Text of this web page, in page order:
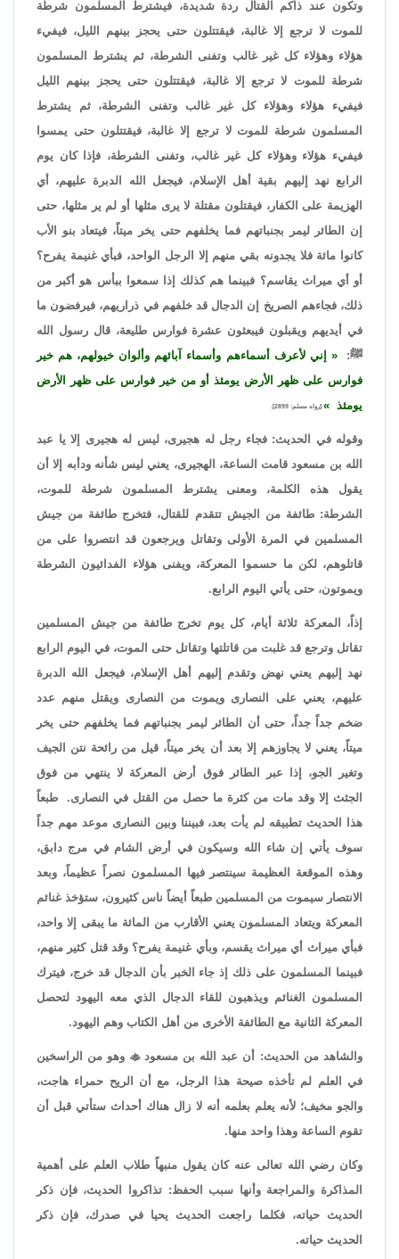
وتكون عند ذاكم القتال ردة شديدة، فيشترط المسلمون شرطة
للموت لا ترجع إلا غالبة، فيقتتلون حتى يحجز بينهم الليل، فيفيء
هؤلاء وهؤلاء كل غير غالب وتفنى الشرطة، ثم يشترط المسلمون
شرطة للموت لا ترجع إلا غالبة، فيقتتلون حتى يحجز بينهم الليل
فيفيء هؤلاء وهؤلاء كل غير غالب وتفنى الشرطة، ثم يشترط
المسلمون شرطة للموت لا ترجع إلا غالبة، فيقتتلون حتى يمسوا
فيفيء هؤلاء وهؤلاء كل غير غالب، وتفنى الشرطة، فإذا كان يوم
الرابع نهد إليهم بقية أهل الإسلام، فيجعل الله الدبرة عليهم، أي
الهزيمة على الكفار، فيقتلون مقتلة لا يرى مثلها أو لم ير مثلها، حتى
إن الطائر ليمر بجنباتهم فما يخلفهم حتى يخر ميتاً، فيتعاد بنو الأب
كانوا مائة فلا يجدونه بقي منهم إلا الرجل الواحد، فبأي غنيمة يفرح؟
أو أي ميراث يقاسم؟ فبينما هم كذلك إذا سمعوا ببأس هو أكبر من
ذلك، فجاءهم الصريخ إن الدجال قد خلفهم في ذراريهم، فيرفضون ما
في أيديهم ويقبلون فيبعثون عشرة فوارس طليعة، قال رسول الله
ﷺ:
إني لأعرف أسماءهم وأسماء آبائهم وألوان خيولهم، هم خير
فوارس على ظهر الأرض يومئذ أو من خير فوارس على ظهر الأرض
يومئذ
[رواه مسلم: 2899].
وقوله في الحديث: فجاء رجل له هجيرى، ليس له هجيرى إلا يا عبد
الله بن مسعود قامت الساعة، الهجيرى، يعني ليس شأنه ودأبه إلا أن
يقول هذه الكلمة، ومعنى يشترط المسلمون شرطة للموت،
الشرطة: طائفة من الجيش تتقدم للقتال، فتخرج طائفة من جيش
المسلمين في المرة الأولى وتقاتل ويرجعون قد انتصروا على من
قاتلوهم، لكن ما حسموا المعركة، ويفنى هؤلاء الفدائيون الشرطة
ويموتون، حتى يأتي اليوم الرابع.
إذاً، المعركة ثلاثة أيام، كل يوم تخرج طائفة من جيش المسلمين
تقاتل وترجع قد غلبت من قاتلتها وتقاتل حتى الموت، في اليوم الرابع
نهد إليهم يعني نهض وتقدم إليهم أهل الإسلام، فيجعل الله الدبرة
عليهم، يعني على النصارى ويموت من النصارى ويقتل منهم عدد
ضخم جداً جداً، حتى أن الطائر ليمر بجنباتهم فما يخلفهم حتى يخر
ميتاً، يعني لا يجاوزهم إلا بعد أن يخر ميتاً، قيل من رائحة نتن الجيف
وتغير الجو، إذا عبر الطائر فوق أرض المعركة لا ينتهي من فوق
الجثث إلا وقد مات من كثرة ما حصل من القتل في النصارى. طبعاً
هذا الحديث تطبيقه لم يأت بعد، فبيننا وبين النصارى موعد مهم جداً
سوف يأتي إن شاء الله وسيكون في أرض الشام في مرج دابق،
وهذه الموقعة العظيمة سينتصر فيها المسلمون نصراً عظيماً، وبعد
الانتصار سيموت من المسلمين طبعاً أيضاً ناس كثيرون، ستؤخذ غنائم
المعركة ويتعاد المسلمون يعني الأقارب من المائة ما يبقى إلا واحد،
فبأي ميراث أي ميراث يقسم، وبأي غنيمة يفرح؟ وقد قتل كثير منهم،
فبينما المسلمون على ذلك إذ جاء الخبر بأن الدجال قد خرج، فيترك
المسلمون الغنائم ويذهبون للقاء الدجال الذي معه اليهود لتحصل
المعركة الثانية مع الطائفة الأخرى من أهل الكتاب وهم اليهود.
والشاهد من الحديث: أن عبد الله بن مسعود وهو من الراسخين
في العلم لم تأخذه صيحة هذا الرجل، مع أن الريح حمراء هاجت،
والجو مخيف؛ لأنه يعلم بعلمه أنه لا زال هناك أحداث ستأتي قبل أن
تقوم الساعة وهذا واحد منها.
وكان رضي الله تعالى عنه كان يقول منبهاً طلاب العلم على أهمية
المذاكرة والمراجعة وأنها سبب الحفظ: تذاكروا الحديث، فإن ذكر
الحديث حياته، فكلما راجعت الحديث يحيا في صدرك، فإن ذكر
الحديث حياته.